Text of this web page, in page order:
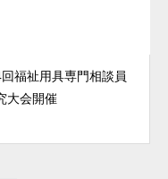
福祉用具専門相談員
大会開催